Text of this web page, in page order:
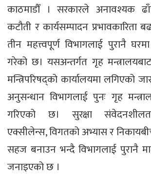
काठमाडौँ । सरकारले अनावश्यक
कटौती र कार्यसम्पादन प्रभावकारिता
तीन महत्त्वपूर्ण विभागलाई पुरानै
गरेको छ। यसअन्तर्गत गृह मन्त्रालयबाट
मन्त्रिपरिषद्को कार्यालयमा लगिएको
अनुसन्धान विभागलाई पुनः गृह
गरिएको छ। सुरक्षा
एक्सीलेन्स, विगतको अभ्यास र
सहज बनाउन भन्दै विभागलाई पुरानै
जनाइएको छ ।